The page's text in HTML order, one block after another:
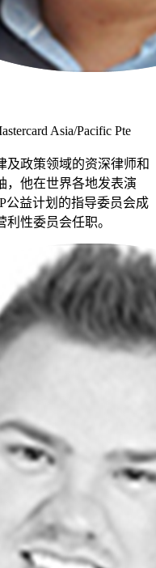
Asia/Pacific Pte
及政策领域的资深律师和
，他在世界各地发表演
公益计划的指导委员会成
性委员会任职。